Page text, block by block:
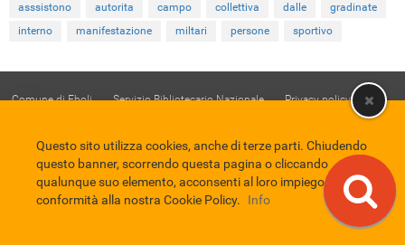
asssistono autorita campo collettiva dalle
gradinate
interno
manifestazione miltari persone sportivo
Comune di Eboli Servizio Bibliotecario Nazionale
Privacy policy
EBAD
Eboli Archivio Digitale
Questo sito utilizza cookies, anche di terze parti. Chiudendo
questo banner, scorrendo questa pagina o cliccando
qualunque suo elemento, acconsenti al loro impiego in
conformità alla nostra Cookie Policy.
Info